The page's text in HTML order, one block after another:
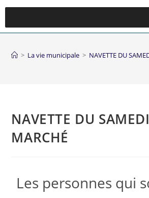
> La vie municipale > NAVETTE DU
NAVETTE DU
MARCHÉ
Les personnes qui